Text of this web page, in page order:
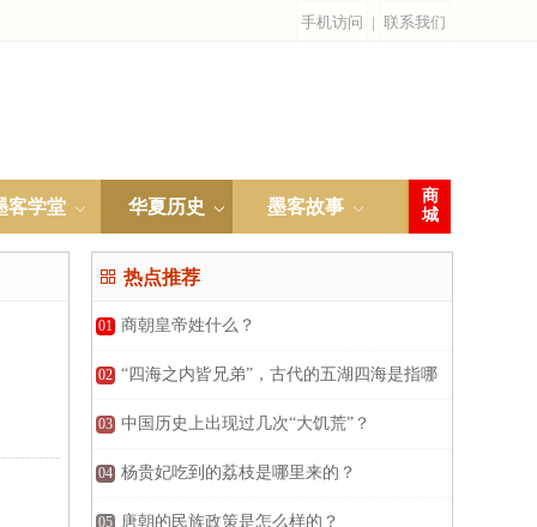
手机访问 | 联系我们
客学堂 华夏历史 墨客故事
商
城
 热点推荐
01 商朝皇帝姓什么？
02 “四海之内皆兄弟”，古代的五湖四海是指哪
五湖，哪四海？
03 中国历史上出现过几次“大饥荒”？
04 杨贵妃吃到的荔枝是哪里来的？
05 唐朝的民族政策是怎么样的？